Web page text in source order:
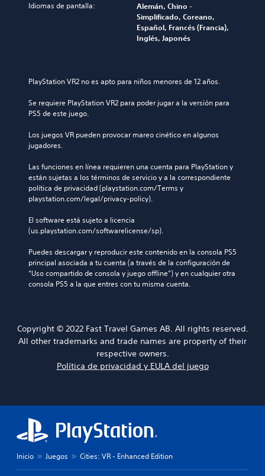
Idiomas de pantalla:
Alemán, Chino -
Simplificado, Coreano,
Español, Francés (Francia),
Inglés, Japonés
PlayStation VR2 no es apto para niños menores de 12 años.
Se requiere PlayStation VR2 para poder jugar a la versión para
PS5 de este juego.
Los juegos VR pueden provocar mareo cinético en algunos
jugadores.
Las funciones en línea requieren una cuenta para PlayStation y
están sujetas a los términos de servicio y a la correspondiente
política de privacidad (playstation.com/Terms y
playstation.com/legal/privacy-policy).
El software está sujeto a licencia
(us.playstation.com/softwarelicense/sp).
Puedes descargar y reproducir este contenido en la consola PS5
principal asociada a tu cuenta (a través de la configuración de
“Uso compartido de consola y juego offline”) y en cualquier otra
consola PS5 a la que entres con tu misma cuenta.
Copyright © 2022 Fast Travel Games AB. All rights reserved.
All other trademarks and trade names are property of their
respective owners.
Política de privacidad y EULA del juego
Inicio Juegos Cities: VR - Enhanced Edition